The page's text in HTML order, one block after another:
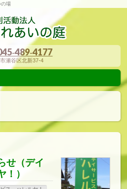
の場
瀬谷区北新37-4
せ（デイ
！）